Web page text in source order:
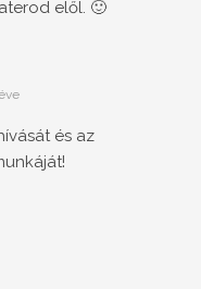
elől. 🙂
és az